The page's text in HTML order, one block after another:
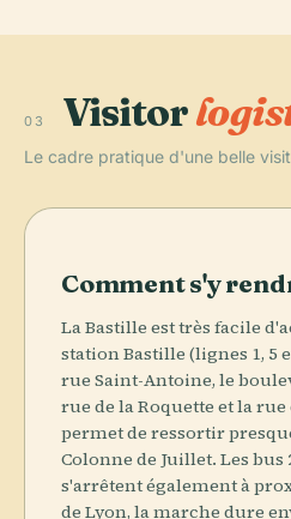
03 Visitor
Le cadre pratique d'une belle
Comment s'y
La Bastille est très facile
station Bastille (lignes 1, 5
rue Saint-Antoine, le
rue de la Roquette et la
permet de ressortir
Colonne de Juillet. Les bus
s'arrêtent également à
de Lyon, la marche dure